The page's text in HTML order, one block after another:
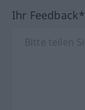
Ihr Feedback*